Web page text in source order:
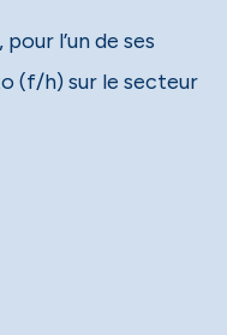
l’un de ses
(f/h) sur le secteur